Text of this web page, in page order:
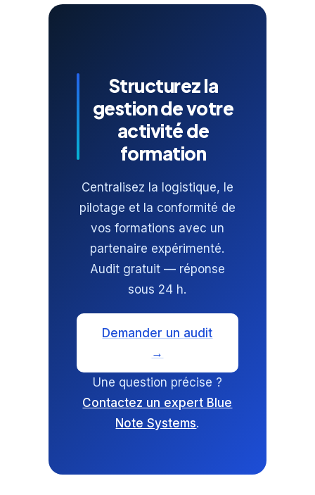
Structurez la
gestion de votre
activité de
formation
Centralisez la logistique, le
pilotage et la conformité de
vos formations avec un
partenaire expérimenté.
Audit gratuit — réponse
sous 24 h.
Demander un audit
→
Une question précise ?
Contactez un expert Blue
Note Systems.